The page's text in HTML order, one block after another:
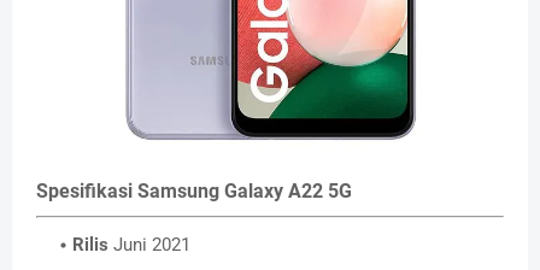
Spesifikasi Samsung Galaxy A22 5G
Rilis Juni 2021